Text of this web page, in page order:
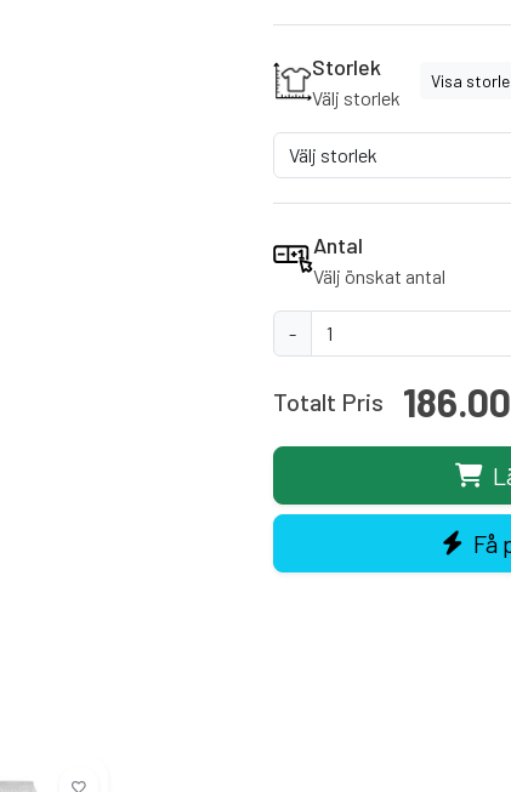
Storlek
Välj storlek
Visa
Antal
Välj önskat antal
-
Totalt Pris
Få